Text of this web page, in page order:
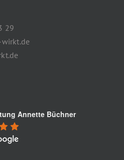
29
Annette Büchner